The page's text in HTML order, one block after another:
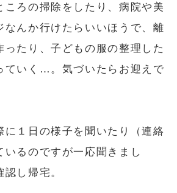
ころの掃除をしたり、病院や美
なんか行けたらいいほうで、離
ったり、子どもの服の整理した
ていく…。気づいたらお迎えで
に１日の様子を聞いたり（連絡
いるのですが一応聞きまし
し帰宅。